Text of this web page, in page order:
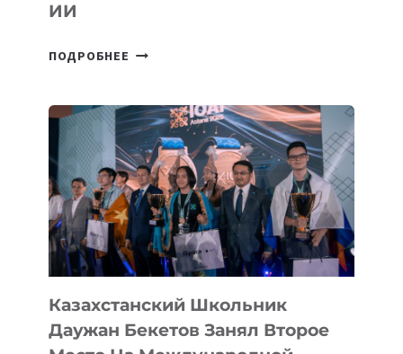
ИИ
ПОДРОБНЕЕ СБОРНАЯ
В
ИСТОРИИ
ЗАВОЕВАЛА
МЕДАЛЬ
НА
МЕЖДУНАРОДНОЙ
ОЛИМПИАДЕ
ПО
ИИ
Казахстанский Школьник
Даужан Бекетов Занял Второе